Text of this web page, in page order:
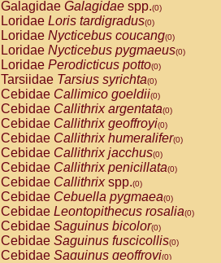
Galagidae Galagidae spp.(0)
Loridae Loris tardigradus(0)
Loridae Nycticebus coucang(0)
Loridae Nycticebus pygmaeus(0)
Loridae Perodicticus potto(0)
Tarsiidae Tarsius syrichta(0)
Cebidae Callimico goeldii(0)
Cebidae Callithrix argentata(0)
Cebidae Callithrix geoffroyi(0)
Cebidae Callithrix humeralifer(0)
Cebidae Callithrix jacchus(0)
Cebidae Callithrix penicillata(0)
Cebidae Callithrixspp.(0)
Cebidae Cebuella pygmaea(0)
Cebidae Leontopithecus rosalia(0)
Cebidae Saguinus bicolor(0)
Cebidae Saguinus fuscicollis(0)
Cebidae Saguinus geoffroyi(0)